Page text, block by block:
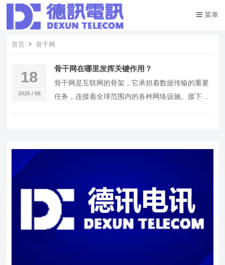
菜单
首页 骨干网
18
2025 / 08
骨干网在哪里发挥关键作用？
骨干网是互联网的骨架，它承担着数据传输的重要
任务，连接着全球范围内的各种网络设施。接下